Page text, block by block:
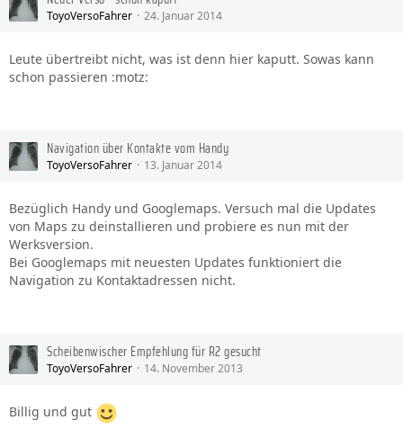
ToyoVersoFahrer 24. Januar 2014
Leute übertreibt nicht, was ist denn hier kaputt. Sowas kann
schon passieren :motz:
Navigation über Kontakte vom Handy
ToyoVersoFahrer 13. Januar 2014
Bezüglich Handy und Googlemaps. Versuch mal die Updates
von Maps zu deinstallieren und probiere es nun mit der
Werksversion.
Bei Googlemaps mit neuesten Updates funktioniert die
Navigation zu Kontaktadressen nicht.
Scheibenwischer Empfehlung für R2 gesucht
ToyoVersoFahrer 14. November 2013
Billig und gut